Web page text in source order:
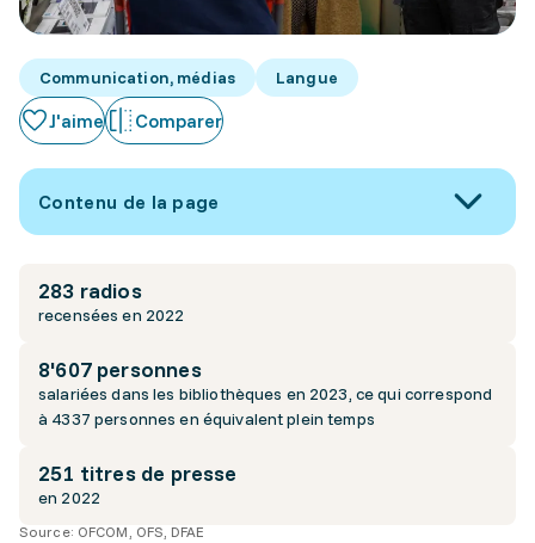
Communication, médias Langue
J'aime Comparer
Contenu de la page
283 radios
recensées en 2022
8'607 personnes
salariées dans les bibliothèques en 2023, ce qui correspond
à 4337 personnes en équivalent plein temps
251 titres de presse
en 2022
Source: OFCOM, OFS, DFAE